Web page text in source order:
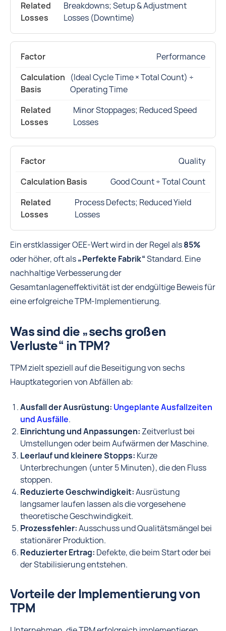
Breakdowns; Setup & Adjustment
Losses (Downtime)
Performance
(Ideal Cycle Time × Total Count) ÷
Operating Time
Minor Stoppages; Reduced Speed
Losses
Quality
Good Count ÷ Total Count
Process Defects; Reduced Yield
Losses
Ein erstklassiger OEE-Wert wird in der Regel als85%
oder höher, oft als„Perfekte Fabrik“Standard. Eine
nachhaltige Verbesserung der
Gesamtanlageneffektivität ist der endgültige Beweis für
eine erfolgreiche TPM-Implementierung.
Was sind die „sechs großen
Verluste“ in TPM?
TPM zielt speziell auf die Beseitigung von sechs
Hauptkategorien von Abfällen ab:
Ausfall der Ausrüstung: Ungeplante Ausfallzeiten
und Ausfälle.
Einrichtung und Anpassungen: Zeitverlust bei
Umstellungen oder beim Aufwärmen der Maschine.
Leerlauf und kleinere Stopps: Kurze
Unterbrechungen (unter 5 Minuten), die den Fluss
stoppen.
Reduzierte Geschwindigkeit:Ausrüstung
langsamer laufen lassen als die vorgesehene
theoretische Geschwindigkeit.
Prozessfehler:Ausschuss und Qualitätsmängel bei
stationärer Produktion.
Reduzierter Ertrag: Defekte, die beim Start oder bei
der Stabilisierung entstehen.
Vorteile der Implementierung von
TPM